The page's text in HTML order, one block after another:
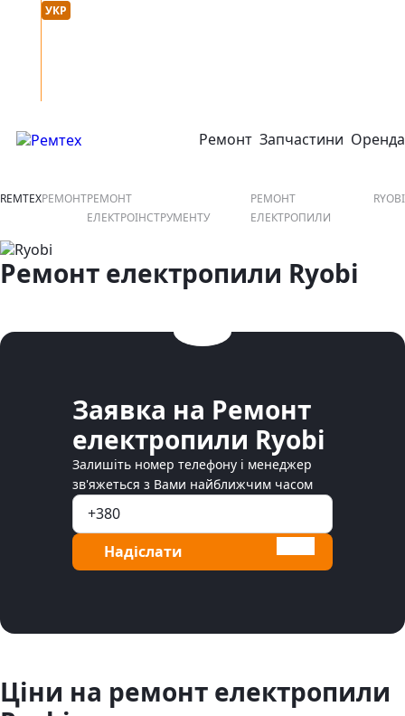
Мова сайту :
УКР
відкрити або закрити навігаційне меню
Ремонт Запчастини Оренда
REMTEXРЕМОНТРЕМОНТ
ЕЛЕКТРОІНСТРУМЕНТУ
РЕМОНТ
ЕЛЕКТРОПИЛИ
RYOBI
Ремонт електропили Ryobi
Заявка на Ремонт
електропили Ryobi
Залишіть номер телефону і менеджер
зв'яжеться з Вами найближчим часом
Надіслати
Ціни на ремонт електропили